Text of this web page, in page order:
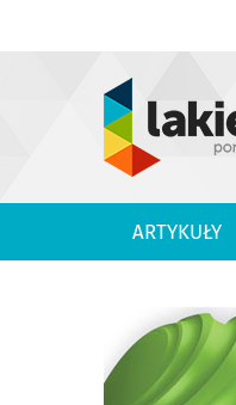
ARTYKUŁY